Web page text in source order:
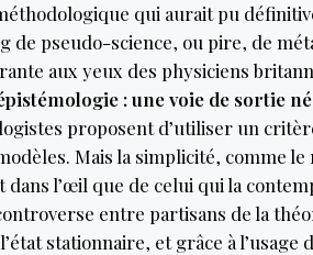
qui aurait pu
de pseudo-science, ou pire, de
aux yeux des physiciens
: une voie de sortie
proposent d’utiliser un
Mais la simplicité, comme
dans l’œil que de celui qui la
entre partisans de la
stationnaire, et grâce à l’usage